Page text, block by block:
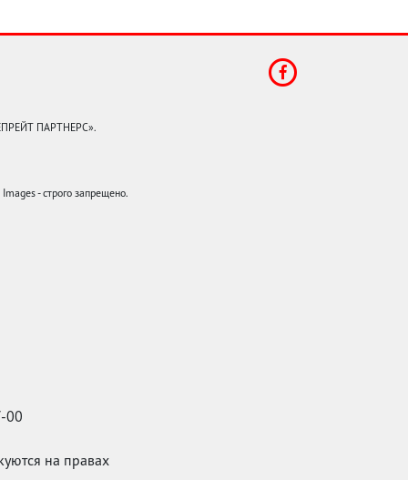
ПАРТНЕРС».
- строго запрещено.
00
на правах